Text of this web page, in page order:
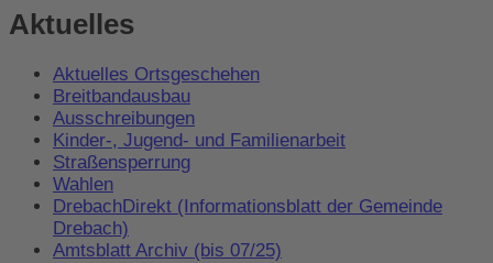
Aktuelles
Aktuelles Ortsgeschehen
Breitbandausbau
Ausschreibungen
Kinder-, Jugend- und Familienarbeit
Straßensperrung
Wahlen
DrebachDirekt (Informationsblatt der Gemeinde
Drebach)
Amtsblatt Archiv (bis 07/25)